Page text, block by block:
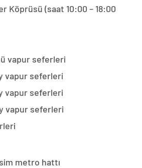
Köprüsü (saat 10:00 – 18:00
vapur seferleri
vapur seferleri
vapur seferleri
vapur seferleri
metro hattı